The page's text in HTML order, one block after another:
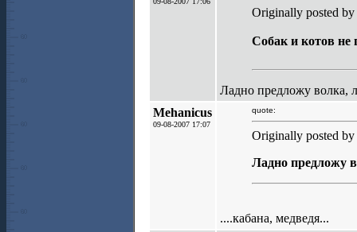
Originally posted
Собак и котов не
Ладно предложу волка,
Mehanicus
09-08-2007 17:07
quote:
Originally posted
Ладно предложу
....кабана, медведя...